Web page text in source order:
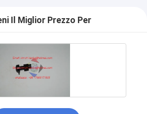
Il Miglior Prezzo Per